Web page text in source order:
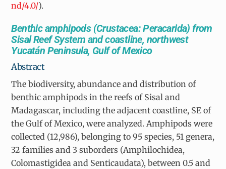
nd/4.0/).
Benthic amphipods (Crustacea: Peracarida) from
Sisal Reef System and coastline, northwest
Yucatán Peninsula, Gulf of Mexico
Abstract
The biodiversity, abundance and distribution of
benthic amphipods in the reefs of Sisal and
Madagascar, including the adjacent coastline, SE of
the Gulf of Mexico, were analyzed. Amphipods were
collected (12,986), belonging to 95 species, 51 genera,
32 families and 3 suborders (Amphilochidea,
Colomastigidea and Senticaudata), between 0.5 and